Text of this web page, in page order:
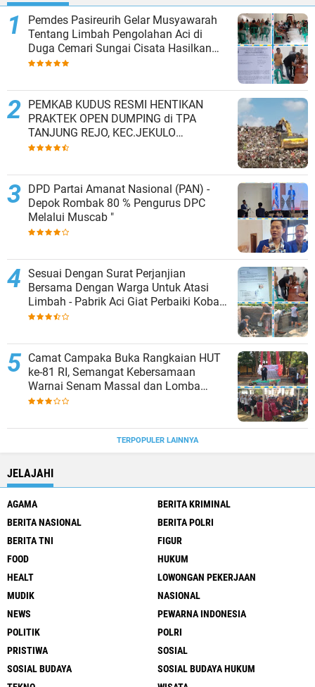
Pemdes Pasireurih Gelar Musyawarah
Tentang Limbah Pengolahan Aci di
Duga Cemari Sungai Cisata Hasilkan
Kesepakatan Tutup Sementara
PEMKAB KUDUS RESMI HENTIKAN
PRAKTEK OPEN DUMPING di TPA
TANJUNG REJO, KEC.JEKULO
KAB.KUDUS,BERLAKUKAN SISTEM
DPD Partai Amanat Nasional (PAN) -
Depok Rombak 80 % Pengurus DPC
Melalui Muscab "
Sesuai Dengan Surat Perjanjian
Bersama Dengan Warga Untuk Atasi
Limbah - Pabrik Aci Giat Perbaiki Kobak
Penampungan Air
Camat Campaka Buka Rangkaian HUT
ke-81 RI, Semangat Kebersamaan
Warnai Senam Massal dan Lomba
Karaoke Perangkat Desa
TERPOPULER LAINNYA
JELAJAHI
AGAMA
BERITA KRIMINAL
BERITA NASIONAL
BERITA POLRI
BERITA TNI
FIGUR
FOOD
HUKUM
HEALT
LOWONGAN PEKERJAAN
MUDIK
NASIONAL
NEWS
PEWARNA INDONESIA
POLITIK
POLRI
PRISTIWA
SOSIAL
SOSIAL BUDAYA
SOSIAL BUDAYA HUKUM